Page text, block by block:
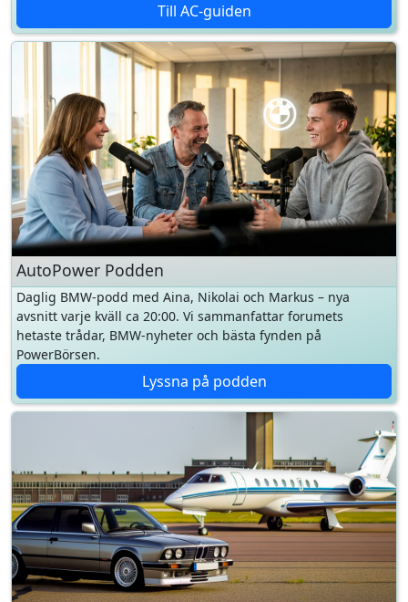
AutoPower Podden
Daglig BMW-podd med Aina, Nikolai och Markus – nya
avsnitt varje kväll ca 20:00. Vi sammanfattar forumets
hetaste trådar, BMW-nyheter och bästa fynden på
PowerBörsen.
Lyssna på podden
Fotoguiden
Fotografera din BMW bättre — ljussättning, vinkelval,
bearbetning och tips från bilsessionerna.